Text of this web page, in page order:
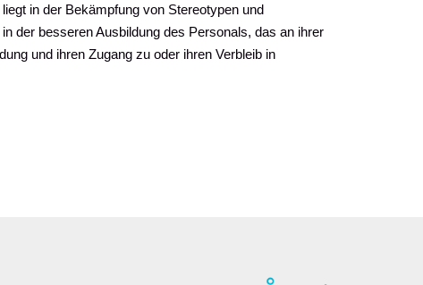
in der Bekämpfung von Stereotypen und
der besseren Ausbildung des Personals, das an ihrer
und ihren Zugang zu oder ihren Verbleib in